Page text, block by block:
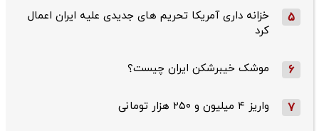
5
خزانه داری آمریکا تحریم های جدیدی علیه ایران اعمال
کرد
6 موشک خیبرشکن ایران چیست؟
7 واریز ۴ میلیون و ۲۵۰ هزار تومانی